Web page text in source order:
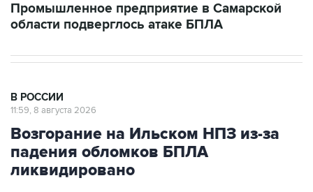
Промышленное предприятие в Самарской
области подверглось атаке БПЛА
В РОССИИ
11:59, 8 августа 2026
Возгорание на Ильском НПЗ из-за
падения обломков БПЛА
ликвидировано